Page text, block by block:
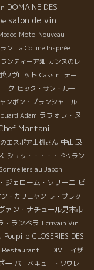
DOMAINE DES
salon de vin
Moto-Nouveau
ン La Colline Inspirée
ンティーア畑 カンヌのレ
ワヴロット Cassini テー
ク ピック・サン・ルー
ンボン・ブランシャール
Adam ラフォレ・ヌ
Mantani
エスポア山枡さん 中山良
シュッ・・・・・ドゥラン
au Japon
ジェローム・ソリーニ ビ
・カリニャン ラ・プラッ
ァン・ナチュール見本市
・ランベラ Ecrivain Vin
Poupille CLOSERIES DES
Restaurant LE DIVIL イザ
ー バーベキュー・ソワレ